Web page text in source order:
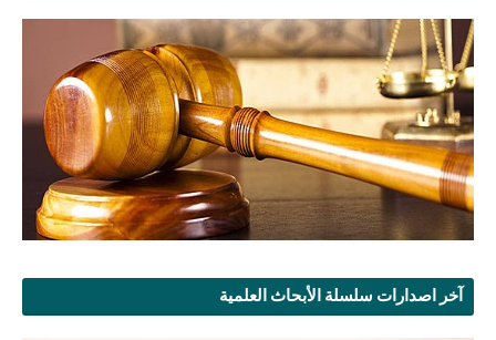
آخر اصدارات سلسلة الأبحاث العلمية